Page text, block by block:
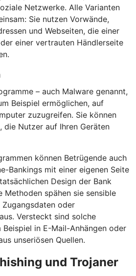
Netzwerke. Alle Varianten
Sie nutzen Vorwände,
und Webseiten, die einer
einer vertrauten Händlerseite
– auch Malware genannt,
Beispiel ermöglichen, auf
zuzugreifen. Sie können
die Nutzer auf Ihren Geräten
können Betrügende auch
Bankings mit einer eigenen Seite
Design der Bank
Methoden spähen sie sensible
oder
Versteckt sind solche
in E-Mail-Anhängen oder
unseriösen Quellen.
und Trojaner